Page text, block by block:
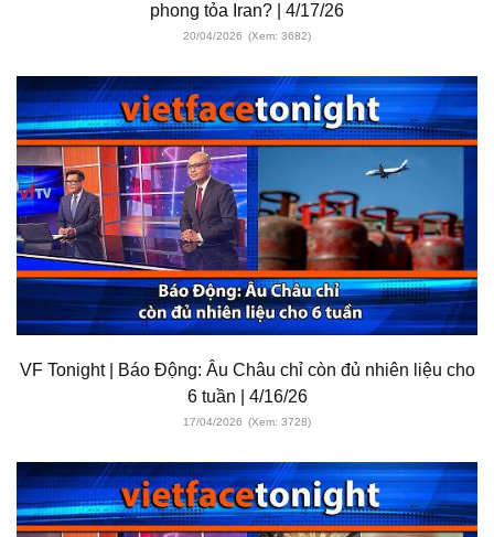
phong tỏa Iran? | 4/17/26
20/04/2026 (Xem: 3682)
VF Tonight | Báo Động: Âu Châu chỉ còn đủ nhiên liệu cho
6 tuần | 4/16/26
17/04/2026 (Xem: 3728)